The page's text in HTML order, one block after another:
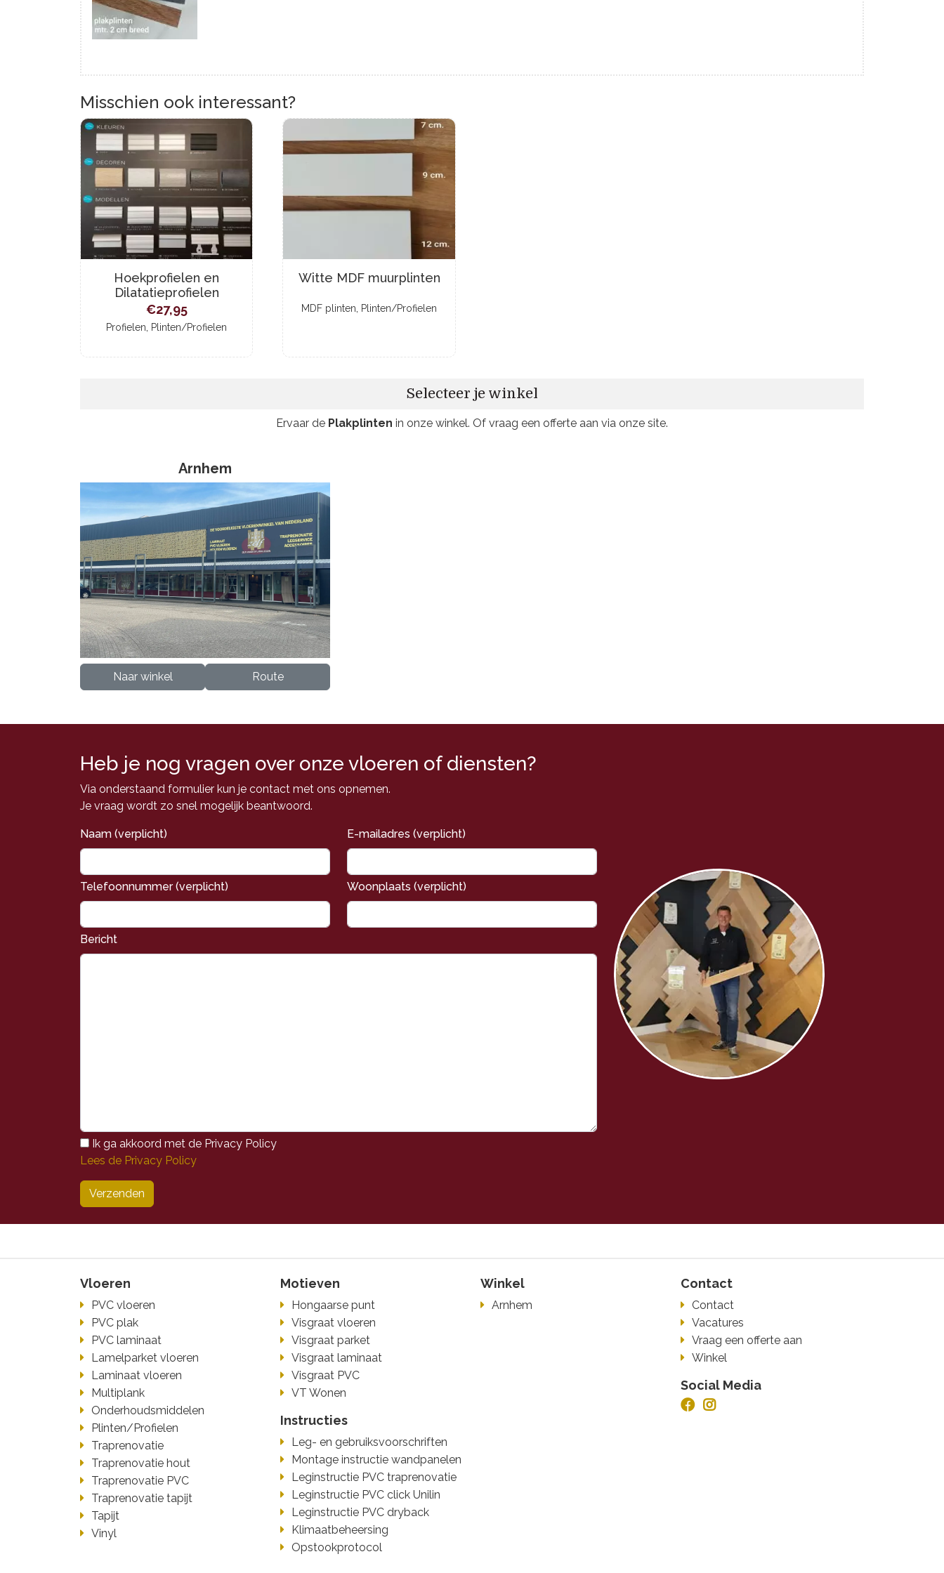
Misschien ook interessant?
Hoekprofielen en
Dilatatieprofielen
€27,95
Profielen Plinten/Profielen
Witte MDF muurplinten
MDF plinten Plinten/Profielen
Selecteer je winkel
Ervaar de Plakplinten in onze winkel. Of vraag een offerte aan via onze site.
Arnhem
Naar winkel Route
Heb je nog vragen over onze vloeren of diensten?
Via onderstaand formulier kun je contact met ons opnemen.
Je vraag wordt zo snel mogelijk beantwoord.
Naam (verplicht) E-mailadres (verplicht)
Telefoonnummer (verplicht) Woonplaats (verplicht)
Bericht
Ik ga akkoord met de Privacy Policy
Lees de Privacy Policy
Vloeren
PVC vloeren
PVC plak
PVC laminaat
Lamelparket vloeren
Laminaat vloeren
Multiplank
Onderhoudsmiddelen
Plinten/Profielen
Traprenovatie
Traprenovatie hout
Traprenovatie PVC
Traprenovatie tapijt
Tapijt
Vinyl
Motieven
Hongaarse punt
Visgraat vloeren
Visgraat parket
Visgraat laminaat
Visgraat PVC
VT Wonen
Instructies
Leg- en gebruiksvoorschriften
Montage instructie wandpanelen
Leginstructie PVC traprenovatie
Leginstructie PVC click Unilin
Leginstructie PVC dryback
Klimaatbeheersing
Opstookprotocol
Winkel
Arnhem
Contact
Contact
Vacatures
Vraag een offerte aan
Winkel
Social Media